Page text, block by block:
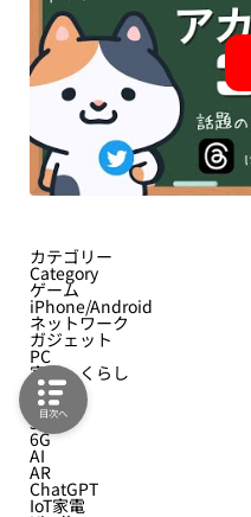
カテゴリー
Category
ゲーム
iPhone/Android
ネットワーク
ガジェット
PC
家電・くらし
タグ
Tag
5G
6G
AI
AR
ChatGPT
IoT家電
目次へ